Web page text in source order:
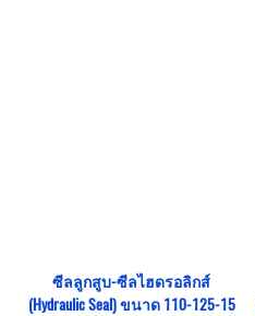
ซีลลูกสูบ-ซีลไฮดรอลิกส์
(Hydraulic Seal) ขนาด 110-125-15